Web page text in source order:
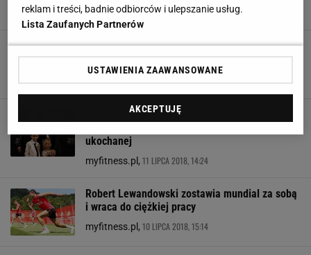
jw,16 LIPCA 2018, 12:34
Anna Lewandowska i Izabel Goulart razem na
plaży. Dominika Grosicka komentuje: 'Ale dzidy'
Mundial 2018. Podczas meczu Chorwacja-
ukochanej
myfitness.pl, 11 LIPCA 2018, 14:24
Robert Lewandowski zostawia mundial za sobą
i wraca do ciężkiej pracy
myfitness.pl, 10 LIPCA 2018, 15:14
reklam i treści, badnie odbiorców i ulepszanie usług.
Lista Zaufanych Partnerów
USTAWIENIA ZAAWANSOWANE
AKCEPTUJĘ